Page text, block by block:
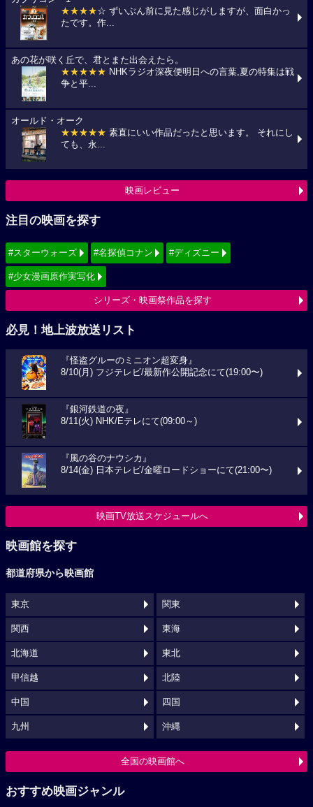
★★★★☆ ずいぶん前に見た感じがしますが、面白かっ
たです。作...
あの花が咲く丘で、君とまた出会えたら。
★★★★★ NHKラジオ深夜便明日への言葉,夏の特集は戦
争と平...
オールド・オーク
★★★★★ 素直にいい作品だったと思います。 それにし
ても、永...
映画レビュー
注目の映画を探す
#スターウォーズ #名探偵コナン #ディズニー
#少女漫画原作実写化
シリーズ・映画祭作品を探す
必見！地上波放送リスト
『怪盗グルーのミニオン超変身』
8/10(月) フジテレビ/最新作公開記念にて(19:00〜)
『銀河鉄道の夜』
8/11(火) NHK/Eテレにて(09:00～)
『風の谷のナウシカ』
8/14(金) 日本テレビ/金曜ロードショーにて(21:00〜)
映画TV放送スケジュールへ
映画館を探す
都道府県から映画館
東京 関東
関西 東海
北海道 東北
甲信越 北陸
中国 四国
九州 沖縄
全国の映画館へ
おすすめ映画ジャンル